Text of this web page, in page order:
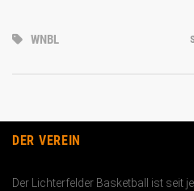
WNBL
DER VEREIN
Der Lichterfelder Basketball ist seit